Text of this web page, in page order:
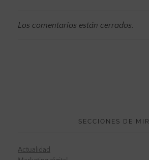
Los comentarios están cerrados.
SECCIONES DE MIR
Actualidad